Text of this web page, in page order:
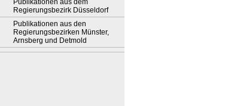
Publikationen aus dem
Regierungsbezirk Düsseldorf
Publikationen aus den
Regierungsbezirken Münster,
Arnsberg und Detmold